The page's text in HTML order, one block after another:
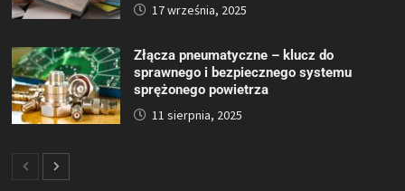
17 września, 2025
Złącza pneumatyczne – klucz do
sprawnego i bezpiecznego systemu
sprężonego powietrza
11 sierpnia, 2025